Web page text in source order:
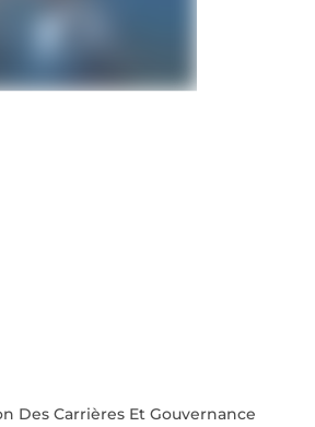
Des Carrières Et Gouvernance